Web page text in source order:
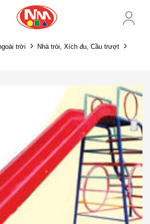
trời
Nhà tròi, Xích đu, Cầu trượt